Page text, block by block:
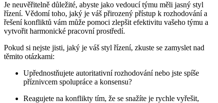
Je neuvěřitelně důležité, abyste jako vedoucí týmu měli jasný styl
řízení. Vědomí toho, jaký je váš přirozený přístup k rozhodování a
řešení konfliktů vám může pomoci zlepšit efektivitu vašeho týmu a
vytvořit harmonické pracovní prostředí.
Pokud si nejste jisti, jaký je váš styl řízení, zkuste se zamyslet nad
těmito otázkami:
Upřednostňujete autoritativní rozhodování nebo jste spíše
příznivcem spolupráce a konsensu?
Reagujete na konflikty tím, že se snažíte je rychle vyřešit,